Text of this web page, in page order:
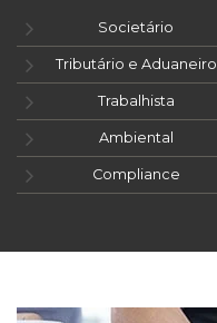
Societário
Tributário e Aduaneiro
Trabalhista
Ambiental
Compliance